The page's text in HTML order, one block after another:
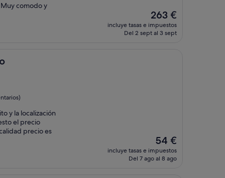
comodo y
El
precio
actual
263 €
incluye tasas e impuestos
Del 2 sept al 3 sept
y la localización
el precio
precio es
El
precio
actual
54 €
incluye tasas e impuestos
Del 7 ago al 8 ago